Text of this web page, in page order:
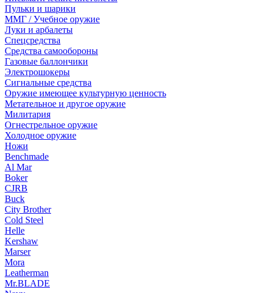
Пульки и шарики
ММГ / Учебное оружие
Луки и арбалеты
Спецсредства
Средства самообороны
Газовые баллончики
Электрошокеры
Сигнальные средства
Оружие имеющее культурную ценность
Метательное и другое оружие
Милитария
Огнестрельное оружие
Холодное оружие
Ножи
Benchmade
Al Mar
Boker
CJRB
Buck
City Brother
Cold Steel
Helle
Kershaw
Marser
Mora
Leatherman
Mr.BLADE